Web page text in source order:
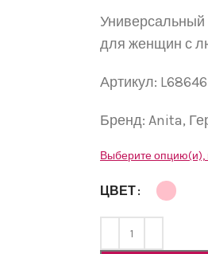
Универсальный
для женщин с
Артикул: L68646
Бренд: Anita,
Выберите опцию(и),
ЦВЕТ